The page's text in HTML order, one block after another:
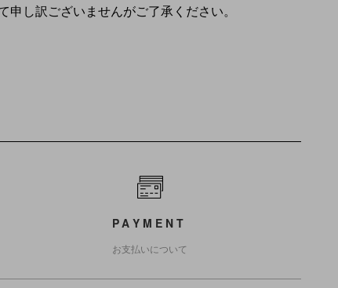
し訳ございませんがご了承ください。
PAYMENT
お支払いについて